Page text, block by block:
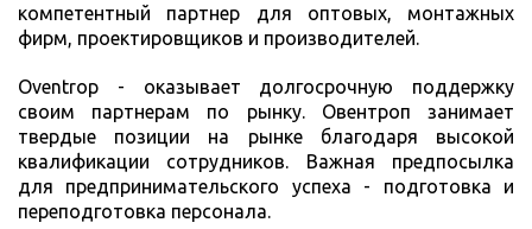
компетентный партнер для оптовых, монтажных
фирм, проектировщиков и производителей.
Oventrop - оказывает долгосрочную поддержку
своим партнерам по рынку. Овентроп занимает
твердые позиции на рынке благодаря высокой
квалификации сотрудников. Важная предпосылка
для предпринимательского успеха - подготовка и
переподготовка персонала.